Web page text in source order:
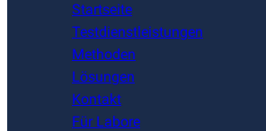
Startseite
Testdienstleistungen
Methoden
Lösungen
Kontakt
Für Labore